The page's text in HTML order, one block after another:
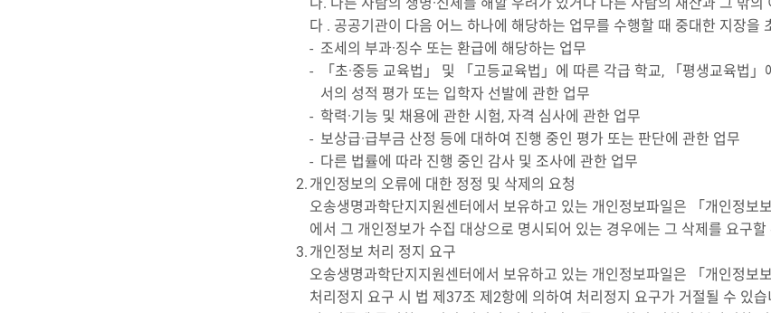
다 . 공공기관이 다음 어느 하나에 해당하는 업무를 수행할 때 중대한 지장을
조세의 부과·징수 또는 환급에 해당하는 업무
「초·중등 교육법」 및 「고등교육법」에 따른 각급 학교, 「평생교육법
서의 성적 평가 또는 입학자 선발에 관한 업무
학력·기능 및 채용에 관한 시험, 자격 심사에 관한 업무
보상급·급부금 산정 등에 대하여 진행 중인 평가 또는 판단에 관한 업무
다른 법률에 따라 진행 중인 감사 및 조사에 관한 업무
개인정보의 오류에 대한 정정 및 삭제의 요청
오송생명과학단지지원센터에서 보유하고 있는 개인정보파일은 「개인정보
에서 그 개인정보가 수집 대상으로 명시되어 있는 경우에는 그 삭제를 요구할
개인정보 처리 정지 요구
오송생명과학단지지원센터에서 보유하고 있는 개인정보파일은 「개인정
처리정지 요구 시 법 제37조 제2항에 의하여 처리정지 요구가 거절될 수 있습